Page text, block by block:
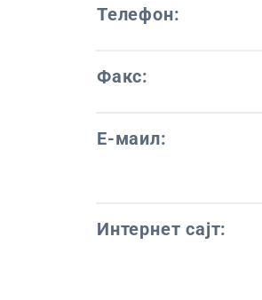
Телефон:
Факс:
Е-маил:
Интернет сајт: